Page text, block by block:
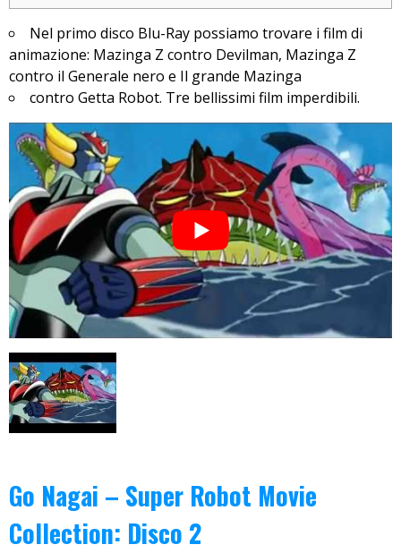
Nel primo disco Blu-Ray possiamo trovare i film di
animazione: Mazinga Z contro Devilman, Mazinga Z
contro il Generale nero e Il grande Mazinga
contro Getta Robot. Tre bellissimi film imperdibili.
Go Nagai – Super Robot Movie
Collection: Disco 2